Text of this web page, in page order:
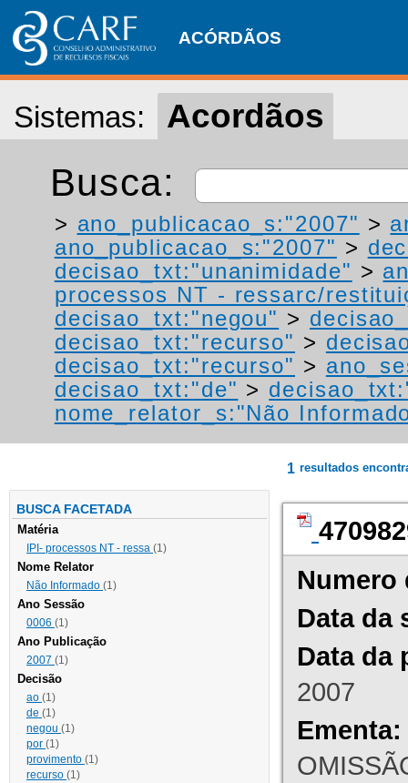
ACÓRDÃOS
Sistemas: Acordãos
Busca:
> ano_publicacao_s:"2007" >
ano_publicacao_s:"2007" >
decisao_txt:"unanimidade" >
processos NT - ressarc/
decisao_txt:"negou" >
decisao_txt:"recurso" >
decisao_txt:"recurso" >
decisao_txt:"de" >
nome_relator_s:"Não
BUSCA FACETADA
Matéria
IPI- processos NT - ressa (1)
Nome Relator
Não Informado (1)
Ano Sessão
0006 (1)
Ano Publicação
2007 (1)
Decisão
ao (1)
de (1)
negou (1)
por (1)
provimento (1)
recurso (1)
1 resultados
Numero
Data da
Data da
2007
Ementa: